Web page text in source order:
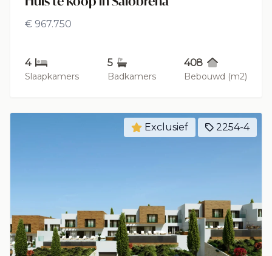
€ 967.750
4
Slaapkamers
5
Badkamers
408
Bebouwd (m2)
Exclusief 2254-4